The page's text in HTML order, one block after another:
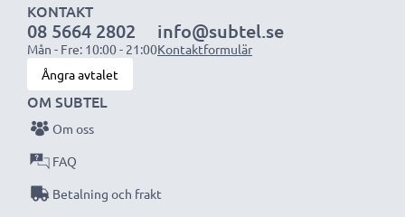
KONTAKT
08 5664 2802
Mån - Fre: 10:00 - 21:00
info@subtel.se
Kontaktformulär
Ångra avtalet
OM SUBTEL
Om oss
FAQ
Betalning och frakt